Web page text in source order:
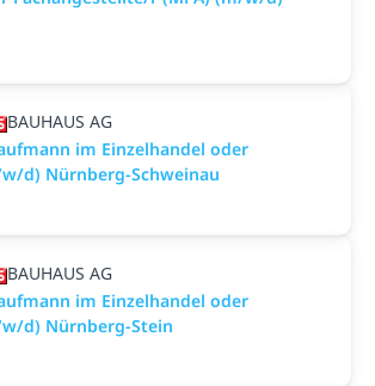
BAUHAUS AG
im Einzelhandel oder
d) Nürnberg-Schweinau
BAUHAUS AG
im Einzelhandel oder
d) Nürnberg-Stein